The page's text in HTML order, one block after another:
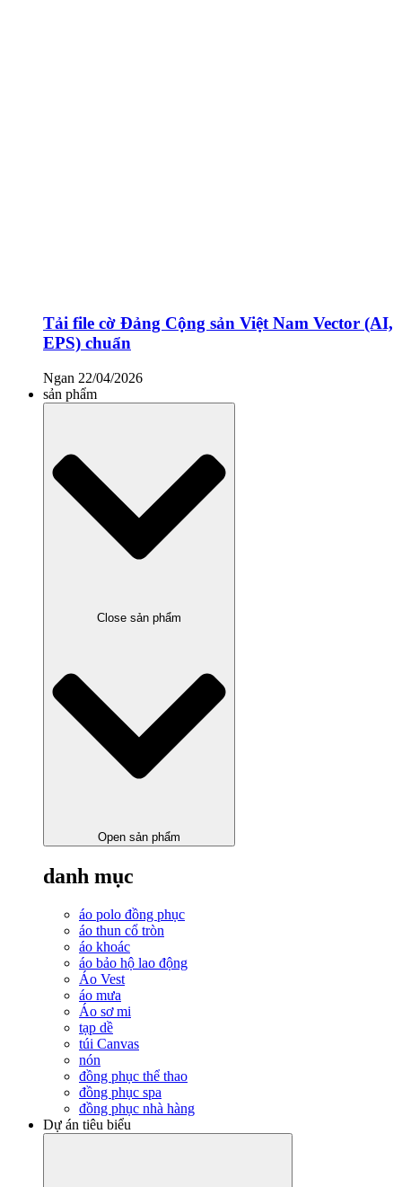
Tải file cờ Đảng Cộng sản Việt Nam Vector (AI,
EPS) chuẩn
Ngan 22/04/2026
sản phẩm
Close sản phẩm
Open sản phẩm
danh mục
áo polo đồng phục
áo thun cổ tròn
áo khoác
áo bảo hộ lao động
Áo Vest
áo mưa
Áo sơ mi
tạp dề
túi Canvas
nón
đồng phục thể thao
đồng phục spa
đồng phục nhà hàng
Dự án tiêu biểu